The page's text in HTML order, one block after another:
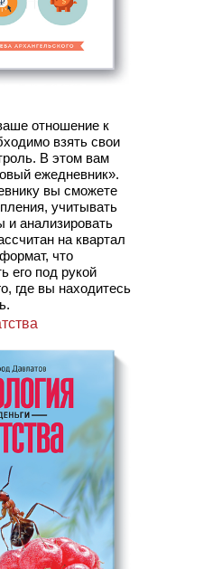
отношение к
взять свои
В этом вам
ежедневник».
вы сможете
учитывать
и анализировать
на квартал
что
его под рукой
где вы находитесь